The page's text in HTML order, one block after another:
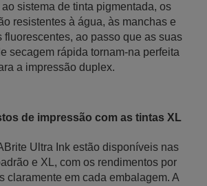
ao sistema de tinta pigmentada, os
resistentes à água, às manchas e
fluorescentes, ao passo que as suas
secagem rápida tornam-na perfeita
a impressão duplex.
de impressão com as tintas XL
Ultra Ink estão disponíveis nas
e XL, com os rendimentos por
claramente em cada embalagem. A